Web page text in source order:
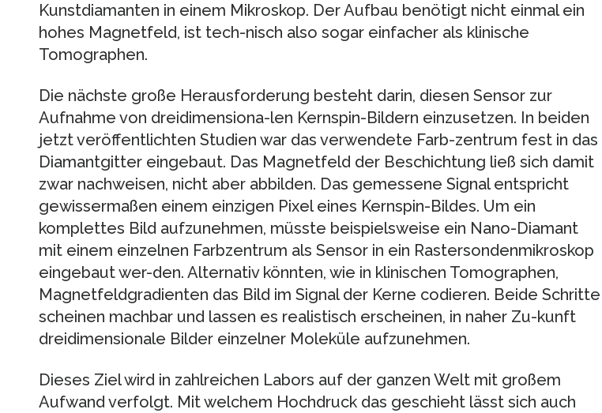
Kunstdiamanten in einem Mikroskop. Der Aufbau benötigt nicht einmal ein
hohes Magnetfeld, ist tech-nisch also sogar einfacher als klinische
Tomographen.
Die nächste große Herausforderung besteht darin, diesen Sensor zur
Aufnahme von dreidimensiona-len Kernspin-Bildern einzusetzen. In beiden
jetzt veröffentlichten Studien war das verwendete Farb-zentrum fest in das
Diamantgitter eingebaut. Das Magnetfeld der Beschichtung ließ sich damit
zwar nachweisen, nicht aber abbilden. Das gemessene Signal entspricht
gewissermaßen einem einzigen Pixel eines Kernspin-Bildes. Um ein
komplettes Bild aufzunehmen, müsste beispielsweise ein Nano-Diamant
mit einem einzelnen Farbzentrum als Sensor in ein Rastersondenmikroskop
eingebaut wer-den. Alternativ könnten, wie in klinischen Tomographen,
Magnetfeldgradienten das Bild im Signal der Kerne codieren. Beide Schritte
scheinen machbar und lassen es realistisch erscheinen, in naher Zu-kunft
dreidimensionale Bilder einzelner Moleküle aufzunehmen.
Dieses Ziel wird in zahlreichen Labors auf der ganzen Welt mit großem
Aufwand verfolgt. Mit welchem Hochdruck das geschieht lässt sich auch